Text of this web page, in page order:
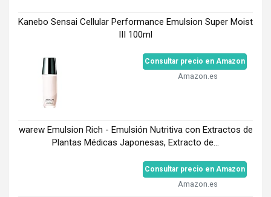
Kanebo Sensai Cellular Performance Emulsion Super Moist
III 100ml
Consultar precio en Amazon
Amazon.es
warew Emulsion Rich - Emulsión Nutritiva con Extractos de
Plantas Médicas Japonesas, Extracto de...
Consultar precio en Amazon
Amazon.es